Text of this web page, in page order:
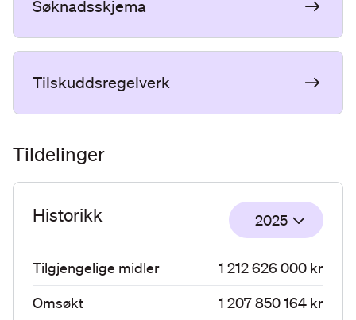
Søknadsskjema
Tilskuddsregelverk
Tildelinger
Historikk 2025
Tilgjengelige midler
1 212 626 000 kr
Omsøkt
1 207 850 164 kr